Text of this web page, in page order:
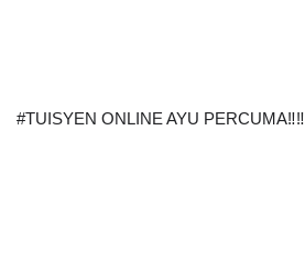
#TUISYEN ONLINE AYU PERCUMA‼️‼️